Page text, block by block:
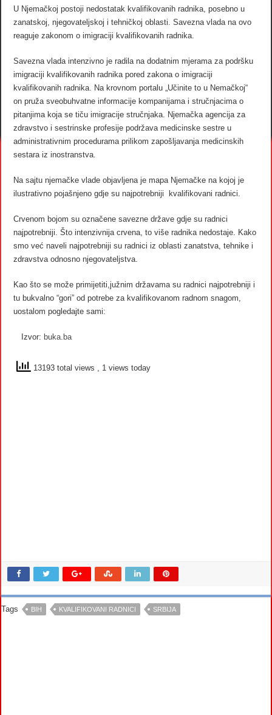
U Njemačkoj postoji nedostatak kvalifikovanih radnika, posebno u
zanatskoj, njegovateljskoj i tehničkoj oblasti. Savezna vlada na ovo
reaguje zakonom o imigraciji kvalifikovanih radnika.
Savezna vlada intenzivno je radila na dodatnim mjerama za podršku
imigraciji kvalifikovanih radnika pored zakona o imigraciji
kvalifikovanih radnika. Na krovnom portalu „Učinite to u Nemačkoj“
on pruža sveobuhvatne informacije kompanijama i stručnjacima o
pitanjima koja se tiču imigracije stručnjaka. Njemačka agencija za
zdravstvo i sestrinske profesije podržava medicinske sestre u
administrativnim procedurama prilikom zapošljavanja medicinskih
sestara iz inostranstva.
Na sajtu njemačke vlade objavljena je mapa Njemačke na kojoj je
ilustrativno pojašnjeno gdje su najpotrebniji kvalifikovani radnici.
Crvenom bojom su označene savezne države gdje su radnici
najpotrebniji. Što intenzivnija crvena, to više radnika nedostaje. Kako
smo već naveli najpotrebniji su radnici iz oblasti zanatstva, tehnike i
zdravstva odnosno njegovateljstva.
Kao što se može primijetiti,južnim državama su radnici najpotrebniji i
tu bukvalno “gori” od potrebe za kvalifikovanom radnom snagom,
uostalom pogledajte sami:
Izvor: buka.ba
13193 total views , 1 views today
Tags BIH KVALIFIKOVANI RADNICI SRBIJA